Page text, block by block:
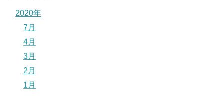
2020年
7月
4月
3月
2月
1月